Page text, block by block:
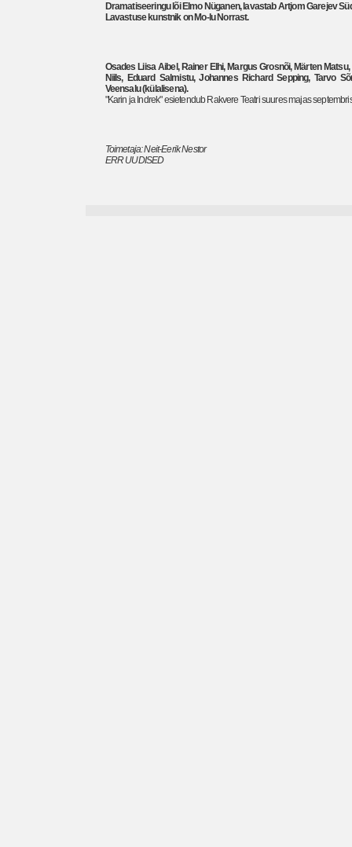
Dramatiseeringu lõi Elmo Nüganen, lavastab Artjom Garejev
Lavastuse kunstnik on Mo-lu Norrast.
Osades Liisa Aibel, Rainer Elhi, Margus Grosnõi, Märten
Niils, Eduard Salmistu, Johannes Richard Sepping, Tarvo
Veensalu (külalisena).
"Karin ja Indrek" esietendub Rakvere Teatri suures majas
Toimetaja: Neit-Eerik Nestor
ERR UUDISED